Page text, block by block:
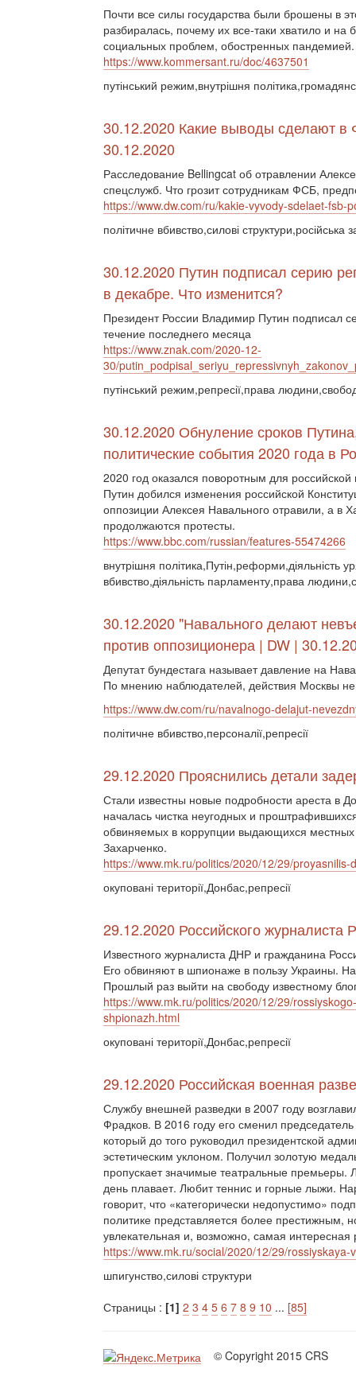
Почти все силы государства были брошены в
разбиралась, почему их все-таки хватило и
социальных проблем, обостренных пандемией.
https://www.kommersant.ru/doc/4637501
путінський режим,внутрішня
30.12.2020 Какие выводы сделают
30.12.2020
Расследование Bellingcat об отравлении
спецслужб. Что грозит сотрудникам ФСБ,
https://www.dw.com/ru/kakie-vyvody-sdelaet-
політичне вбивство,силові структури,російська
30.12.2020 Путин подписал серию
в декабре. Что изменится?
Президент России Владимир Путин подписал
течение последнего месяца
https://www.znak.com/2020-12-
30/
путінський режим,репресії,права
30.12.2020 Обнуление сроков
политические события 2020 года в
2020 год оказался поворотным для
Путин добился изменения российской
оппозиции Алексея Навального отравили, а в
продолжаются протесты.
https://www.bbc.com/russian/features-55474266
внутрішня політика,Путін,реформи,діяльність
вбивство,діяльність парламенту,права
30.12.2020 "Навального делают
против оппозиционера | DW |
Депутат бундестага называет давление на
По мнению наблюдателей, действия Москвы
https://www.dw.com/ru/navalnogo-delajut-
політичне вбивство,персоналії,репресії
29.12.2020 Прояснились детали
Стали известны новые подробности ареста в
началась чистка неугодных и
обвиняемых в коррупции выдающихся
Захарченко.
https://www.mk.ru/politics/2020/12/29/
окуповані території,Донбас,репресії
29.12.2020 Российского
Известного журналиста ДНР и гражданина
Его обвиняют в шпионаже в пользу Украины.
Прошлый раз выйти на свободу известному
https://www.mk.ru/politics/2020/12/29/
shpionazh.html
окуповані території,Донбас,репресії
29.12.2020 Российская военная
Службу внешней разведки в 2007 году
Фрадков. В 2016 году его сменил
который до того руководил президентской
эстетическим уклоном. Получил золотую
пропускает значимые театральные
день плавает. Любит теннис и горные лыжи.
говорит, что «категорически недопустимо»
политике представляется более
увлекательная и, возможно, самая интересная
https://www.mk.ru/social/2020/12/29/
шпигунство,силові структури
Страницы : [1] 2 3 4 5 6 7 8 9 10 ... [85]
© Copyright 2015 CRS